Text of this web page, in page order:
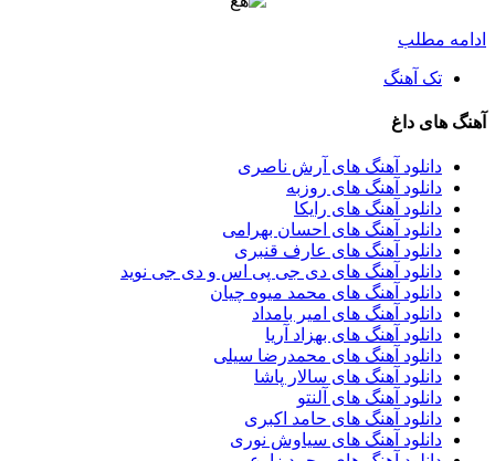
ادامه مطلب
تک آهنگ
آهنگ های داغ
دانلود آهنگ های آرش ناصری
دانلود آهنگ های روزبه
دانلود آهنگ های رایکا
دانلود آهنگ های احسان بهرامی
دانلود آهنگ های عارف قنبری
دانلود آهنگ های دی جی پی اس و دی جی نوید
دانلود آهنگ های محمد میوه چیان
دانلود آهنگ های امیر بامداد
دانلود آهنگ های بهزاد آریا
دانلود آهنگ های محمدرضا سیلی
دانلود آهنگ های سالار پاشا
دانلود آهنگ های آلنتو
دانلود آهنگ های حامد اکبری
دانلود آهنگ های سیاوش نوری